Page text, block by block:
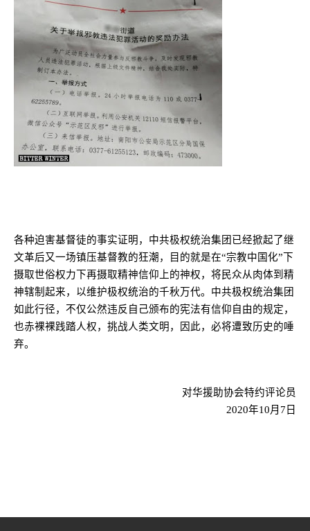
各种迫害基督徒的事实证明，中共极权统治集团已经掀起了继
文革后又一场镇压基督教的狂潮，目的就是在“宗教中国化”下
摄取世俗权力下再摄取精神信仰上的神权，将民众从肉体到精
神辖制起来，以维护极权统治的千秋万代。中共极权统治集团
如此行径，不仅公然违反自己颁布的宪法有信仰自由的规定，
也赤裸裸践踏人权，挑战人类文明，因此，必将遭致历史的唾
弃。
对华援助协会特约评论员
2020年10月 7 日